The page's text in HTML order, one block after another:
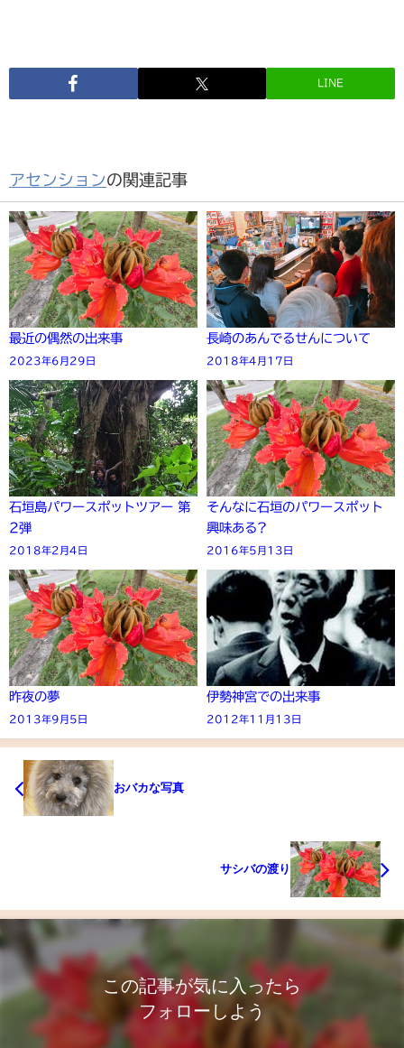
LINE
アセンションの関連記事
最近の偶然の出来事
2023年6月29日
長崎のあんでるせんについて
2018年4月17日
石垣島パワースポットツアー 第
2弾
2018年2月4日
そんなに石垣のパワースポット
興味ある?
2016年5月13日
昨夜の夢
2013年9月5日
伊勢神宮での出来事
2012年11月13日
おバカな写真
サシバの渡り
この記事が気に入ったら
フォローしよう